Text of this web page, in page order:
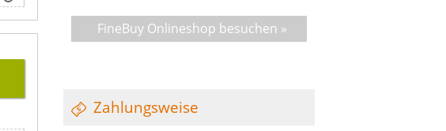
FineBuy Onlineshop besuchen »
Zahlungsweise